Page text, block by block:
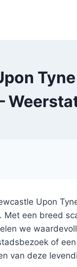
Upon
een breed
we
of
van deze